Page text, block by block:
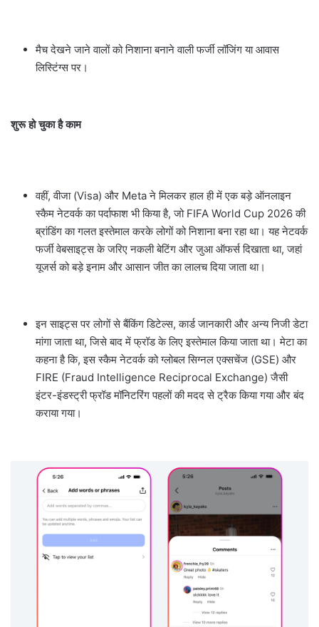
मैच देखने जाने वालों को निशाना बनाने वाली फर्जी लॉजिंग या आवास
लिस्टिंग्स पर।
शुरू हो चुका है काम
वहीं, वीजा (Visa) और Meta ने मिलकर हाल ही में एक बड़े ऑनलाइन
स्कैम नेटवर्क का पर्दाफाश भी किया है, जो FIFA World Cup 2026 की
ब्रांडिंग का गलत इस्तेमाल करके लोगों को निशाना बना रहा था। यह नेटवर्क
फर्जी वेबसाइट्स के जरिए नकली बेटिंग और जुआ ऑफर्स दिखाता था, जहां
यूजर्स को बड़े इनाम और आसान जीत का लालच दिया जाता था।
इन साइट्स पर लोगों से बैंकिंग डिटेल्स, कार्ड जानकारी और अन्य निजी डेटा
मांगा जाता था, जिसे बाद में फ्रॉड के लिए इस्तेमाल किया जाता था। मेटा का
कहना है कि, इस स्कैम नेटवर्क को ग्लोबल सिग्नल एक्सचेंज (GSE) और
FIRE (Fraud Intelligence Reciprocal Exchange) जैसी
इंटर-इंडस्ट्री फ्रॉड मॉनिटरिंग पहलों की मदद से ट्रैक किया गया और बंद
कराया गया।